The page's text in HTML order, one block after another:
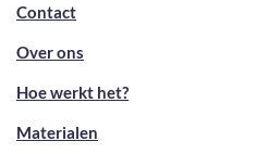
Contact
Over ons
Hoe werkt het?
Materialen